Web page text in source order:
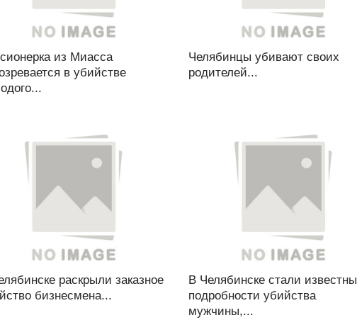
из Миасса
в убийстве
Челябинцы убивают своих
родителей...
раскрыли заказное
бизнесмена...
В Челябинске стали известны
подробности убийства
мужчины,...